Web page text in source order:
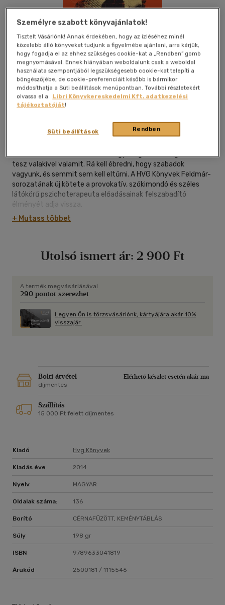
Kívánságlistához adom Megosztom
magyar nyelvű|cérnafűzött,
keménytáblás|136 oldal
Soha semmi sem történik csak úgy magától. Mindig valaki
tesz valakivel valamit. Rá kell ébredni, hogy szabadok
vagyunk, és semmit sem kell eltűrni. A HVG Könyvek Feldmár-
sorozatának új kötete a provokatív, szókimondó és széles
látókörű pszichoterapeuta előadásainak felszabadító
élményét adja vissza.
+ Mutass többet
Utolsó ismert ár: 2 900 Ft
A termék megvásárlásával
290 pontot szerezhet
Legyen Ön is törzsvásárlónk, kártyájára akár 10%
visszajár.
Bolti átvétel
Elérhető készlet esetén akár ma
díjmentes
Szállítás
15 000 Ft felett díjmentes
Kiadó Hvg Könyvek
Kiadás éve 2014
Nyelv MAGYAR
Oldalak száma: 136
Borító CÉRNAFŰZÖTT, KEMÉNYTÁBLÁS
Súly 198 gr
ISBN 9789633041819
Árukód 2500181 / 1115546
Személyre szabott könyvajánlatok!
Tisztelt Vásárlónk! Annak érdekében, hogy az ízléséhez minél
közelebb álló könyveket tudjunk a figyelmébe ajánlani, arra kérjük,
hogy fogadja el az ehhez szükséges cookie-kat a „Rendben” gomb
megnyomásával. Ennek hiányában weboldalunk csak a weboldal
használata szempontjából legszükségesebb cookie-kat telepíti a
böngészőjébe, de cookie-preferenciáit később is bármikor
módosíthatja a Süti beállítások menüpontban. További részletekért
olvassa el a
Libri Könyvkereskedelmi Kft. adatkezelési
tájékoztatóját!
Rendben
Süti beállítások